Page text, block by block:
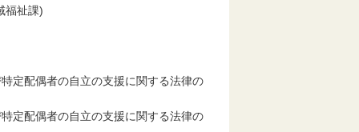
福祉課)
定配偶者の自立の支援に関する法律の
定配偶者の自立の支援に関する法律の